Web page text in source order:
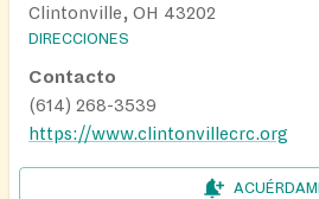
Clintonville, OH 43202
DIRECCIONES
Contacto
(614) 268-3539
https://www.clintonvillecrc.org